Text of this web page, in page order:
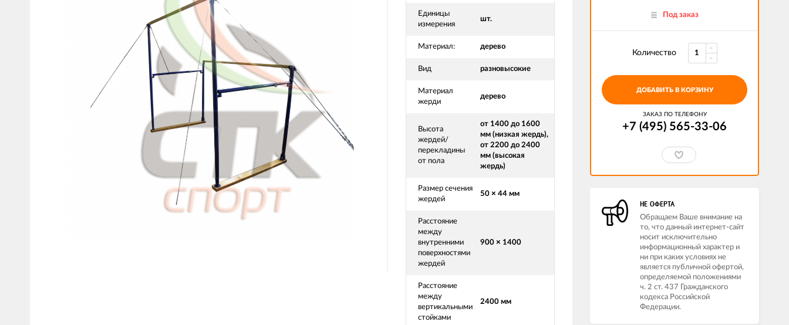
Единицы
измерения
шт.
Материал: дерево
Вид разновысокие
Материал
жерди
дерево
Высота
жердей/
перекладины
от пола
от 1400 до 1600
мм (низкая жердь),
от 2200 до 2400
мм (высокая
жердь)
Размер сечения
жердей
50 × 44 мм
Расстояние
между
внутренними
поверхностями
жердей
900 × 1400
Расстояние
между
вертикальными
стойками
2400 мм
Под заказ
Количество
ДОБАВИТЬ В КОРЗИНУ
ЗАКАЗ ПО ТЕЛЕФОНУ
+7 (495) 565-33-06
НЕ ОФЕРТА
Обращаем Ваше внимание на
то, что данный интернет-сайт
носит исключительно
информационный характер и
ни при каких условиях не
является публичной офертой,
определяемой положениями
ч. 2 ст. 437 Гражданского
кодекса Российской
Федерации.